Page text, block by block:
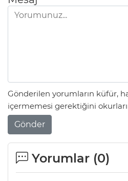
Gönderilen yorumların küfür,
içermemesi gerektiğini
Gönder
Yorumlar (0)